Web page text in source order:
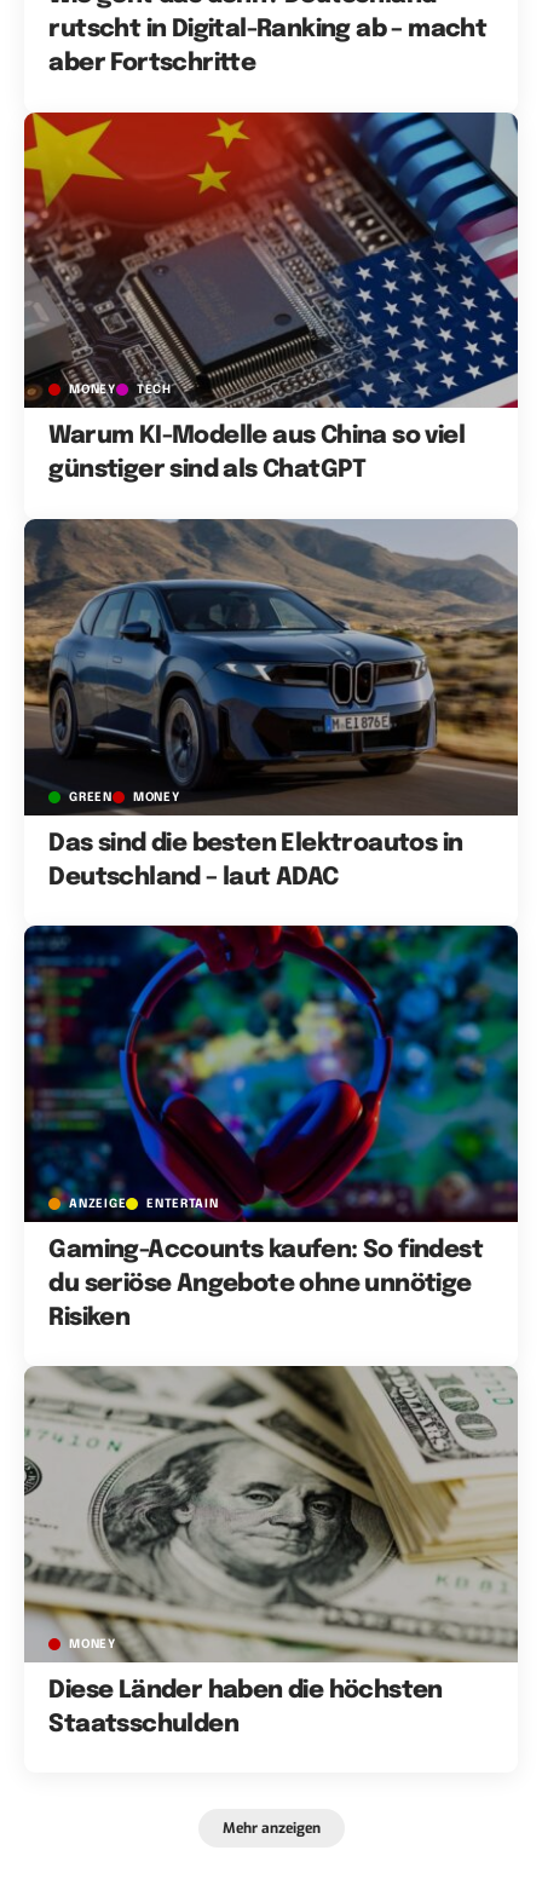
rutscht in Digital-Ranking ab – macht
aber Fortschritte
MONEY TECH
Warum KI-Modelle aus China so viel
günstiger sind als ChatGPT
GREEN MONEY
Das sind die besten Elektroautos in
Deutschland – laut ADAC
ANZEIGE ENTERTAIN
Gaming-Accounts kaufen: So findest
du seriöse Angebote ohne unnötige
Risiken
MONEY
Diese Länder haben die höchsten
Staatsschulden
Mehr anzeigen